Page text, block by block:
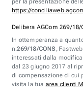
per la presentazione
https://
Delibera AGCom 269/18/
In ottemperanza a
n.269/18/CONS ,
interessati dalla
dal 23 giugno 2017 al
di compensazione di cui
visita la tua area clienti